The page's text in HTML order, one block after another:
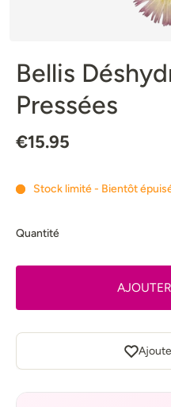
Bellis
Pressées
€15.95
Stock limité - Bientôt
Quantité